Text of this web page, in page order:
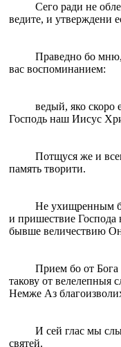
Сего ради не
ведите, и утверждени
Праведно бо мню,
вас воспоминанием:
ведый, яко скоро
Господь наш Иисус
Потщуся же и
память творити.
Не ухищренным
и пришествие
бывше величествию
Прием бо от Бога
такову от
Немже Аз
И сей глас мы
святей.